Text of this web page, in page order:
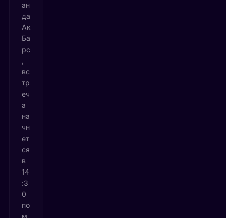
ан
да
Ак
Ба
рс
вс
тр
еч
а
на
чн
ет
ся
в
14
:3
0
по
м